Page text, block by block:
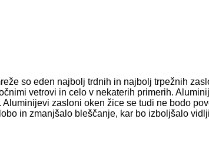
so eden najbolj trdnih in najbolj trpežnih
vetrovi in ​​celo v nekaterih primerih.
zasloni oken žice se tudi ne bodo
in zmanjšalo bleščanje, kar bo izboljšalo